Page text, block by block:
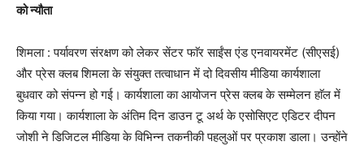
को न्यौता
शिमला : पर्यावरण संरक्षण को लेकर सेंटर फाॅर साईंस एंड एनवायरमेंट (सीएसई)
और प्रेस क्लब शिमला के संयुक्त तत्वाधान में दो दिवसीय मीडिया कार्यशाला
बुधवार को संपन्न हो गई। कार्यशाला का आयोजन प्रेस क्लब के सम्मेलन हाॅल में
किया गया। कार्यशाला के अंतिम दिन डाउन टू अर्थ के एसोसिएट एडिटर दीपन
जोशी ने डिजिटल मीडिया के विभिन्न तकनीकी पहलुओं पर प्रकाश डाला। उन्होंने